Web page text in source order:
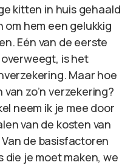
kitten in huis gehaald
om hem een gelukkig
Eén van de eerste
is het
Maar hoe
zo’n verzekering?
neem ik je mee door
van de kosten van
de basisfactoren
je moet maken, we